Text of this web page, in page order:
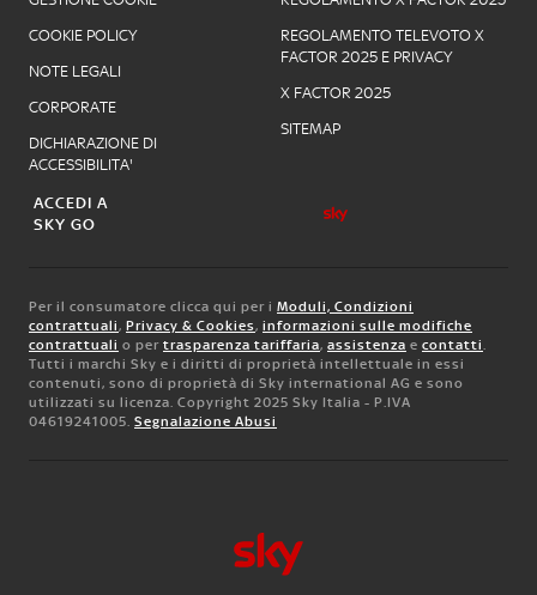
COOKIE POLICY
NOTE LEGALI
CORPORATE
DICHIARAZIONE DI
ACCESSIBILITA'
REGOLAMENTO TELEVOTO X
FACTOR 2025 E PRIVACY
X FACTOR 2025
SITEMAP
ACCEDI A
SKY GO
Per il consumatore clicca qui per i Moduli, Condizioni
contrattuali, Privacy & Cookies, informazioni sulle modifiche
contrattuali o per trasparenza tariffaria, assistenza e contatti.
Tutti i marchi Sky e i diritti di proprietà intellettuale in essi
contenuti, sono di proprietà di Sky international AG e sono
utilizzati su licenza. Copyright 2025 Sky Italia - P.IVA
04619241005. Segnalazione Abusi